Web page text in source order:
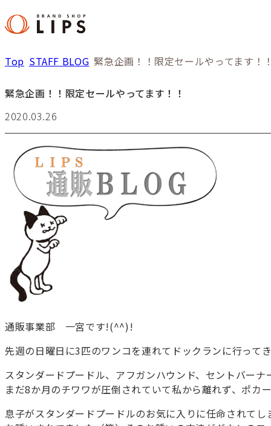
Top STAFF BLOG 緊急企画！！限定セールやってます！
緊急企画！！限定セールやってます！！
2020.03.26
通販事業部 一宮です!(^^)!
先週の日曜日に3匹のワンコを連れてドックランに行って
スタンダードプードル、アフガンハウンド、セントバー
まだ8か月のチワワが圧倒されていて私から離れず、ポカ
息子がスタンダードプードルのお気に入りに任命されて